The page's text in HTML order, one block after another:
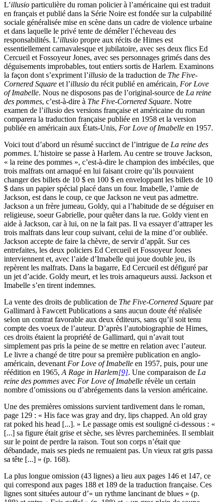
L’illusio particulière du roman policier à l’américaine qui est traduit
en français et publié dans la Série Noire est fondée sur la culpabilité
sociale généralisée mise en scène dans un cadre de violence urbaine
et dans laquelle le privé tente de démêler l’écheveau des
responsabilités. L’illusio propre aux récits de Himes est
essentiellement carnavalesque et jubilatoire, avec ses deux flics Ed
Cercueil et Fossoyeur Jones, avec ses personnages grimés dans des
déguisements improbables, tout entiers sortis de Harlem. Examinons
la façon dont s’expriment l’illusio de la traduction de The Five-
Cornered Square et l’illusio du récit publié en américain, For Love
of Imabelle. Nous ne disposons pas de l’original-source de La reine
des pommes, c’est-à-dire à The Five-Cornered Square. Notre
examen de l’illusio des versions française et américaine du roman
comparera la traduction française publiée en 1958 et la version
publiée en américain aux États-Unis, For Love of Imabelle en 1957.
Voici tout d’abord un résumé succinct de l’intrigue de La reine des
pommes. L’histoire se passe à Harlem. Au centre se trouve Jackson,
« la reine des pommes », c’est-à-dire le champion des imbéciles, que
trois malfrats ont arnaqué en lui faisant croire qu’ils pouvaient
changer des billets de 10 $ en 100 $ en enveloppant les billets de 10
$ dans un papier spécial placé dans un four. Imabelle, l’amie de
Jackson, est dans le coup, ce que Jackson ne veut pas admettre.
Jackson a un frère jumeau, Goldy, qui a l’habitude de se déguiser en
religieuse, soeur Gabrielle, pour quêter dans la rue. Goldy vient en
aide à Jackson, car à lui, on ne la fait pas. Il va essayer d’attraper les
trois malfrats dans leur coup suivant, celui de la mine d’or oubliée.
Jackson accepte de faire la chèvre, de servir d’appât. Sur ces
entrefaites, les deux policiers Ed Cercueil et Fossoyeur Jones
interviennent et, avec l’aide d’Imabelle qui joue double jeu, ils
repèrent les malfrats. Dans la bagarre, Ed Cercueil est défiguré par
un jet d’acide. Goldy meurt, et les trois arnaqueurs aussi. Jackson et
Imabelle s’en tirent indemnes.
La vente des droits de publication de The Five-Cornered Square par
Gallimard à Fawcett Publications a sans aucun doute été réalisée
selon un contrat favorable aux deux éditeurs, sans qu’il soit tenu
compte des voeux de l’auteur. D’après l’autobiographie de Himes,
ces droits étaient la propriété de Gallimard, qui n’avait tout
simplement pas pris la peine de se mettre en relation avec l’auteur.
Le livre a changé de titre pour sa première publication en anglo-
américain, devenant For Love of Imabelle en 1957, puis, pour une
réédition en 1965, A Rage in Harlem[9]. Une comparaison de La
reine des pommes avec For Love of Imabelle révèle un certain
nombre d’omissions ou d’abrégements dans la version américaine.
Une des premières omissions survient tardivement dans le roman,
page 129 : « His face was gray and dry, lips chapped. An old gray
rat poked his head [...]. » Le passage omis est souligné ci-dessous : «
[...] sa figure était grise et sèche, ses lèvres parcheminées. Il semblait
sur le point de perdre la raison. Tout son corps n’était que
débandade, mais ses pieds ne remuaient pas. Un vieux rat gris passa
sa tête [...] » (p. 168).
La plus longue omission (43 lignes) a lieu aux pages 146 et 147, ce
qui correspond aux pages 188 et 189 de la traduction française. Ces
lignes sont situées autour d’« un rythme lancinant de blues » (p.